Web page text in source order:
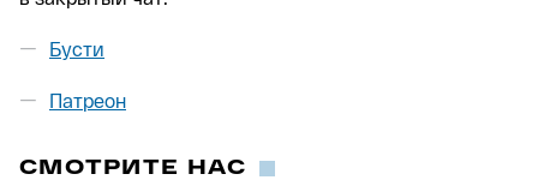
Бусти
Патреон
СМОТРИТЕ НАС